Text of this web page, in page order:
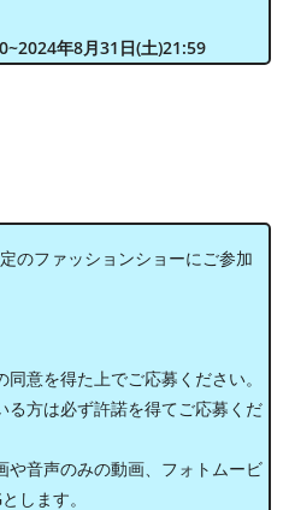
年8月31日(土)21:59
のファッションショーにご参加
意を得た上でご応募ください。
る方は必ず許諾を得てご応募くだ
や音声のみの動画、フォトムービ
します。